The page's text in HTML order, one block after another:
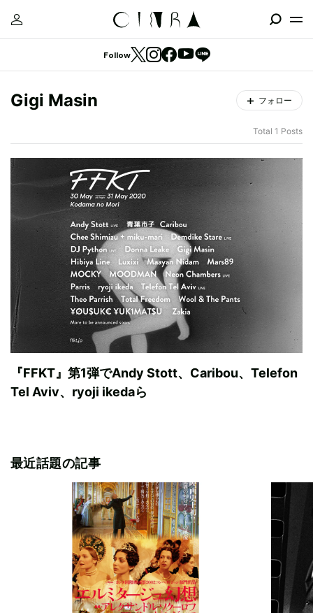
Follow
Gigi Masin フォロー
Total 1 Posts
『FFKT』第1弾でAndy Stott、Caribou、Telefon
Tel Aviv、ryoji ikedaら
最近話題の記事